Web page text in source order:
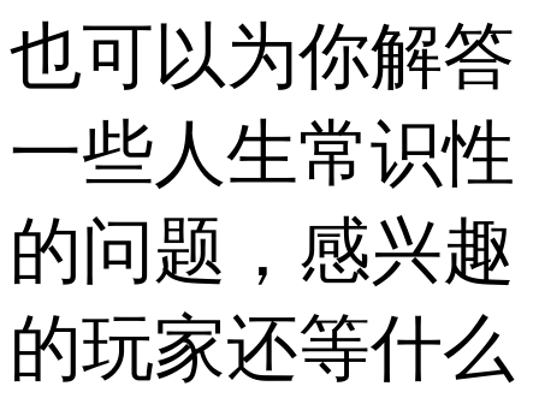
也可以为你解答
一些人生常识性
的问题，感兴趣
的玩家还等什么